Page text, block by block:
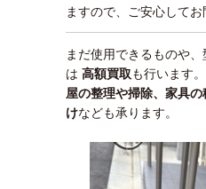
ますので、ご安心してお
まだ使用できるものや
は 高額買取も行います
屋の整理や掃除、家具
けなども承ります。